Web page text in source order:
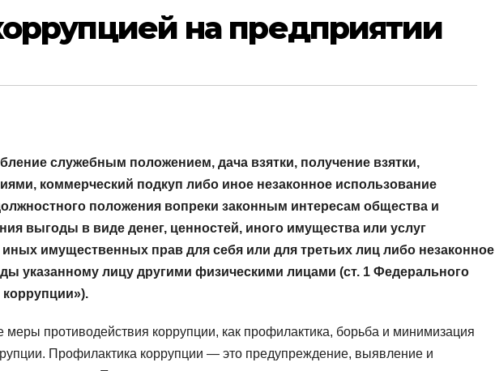
на предприятии
служебным положением, дача взятки, получение взятки,
коммерческий подкуп либо иное незаконное использование
положения вопреки законным интересам общества и
выгоды в виде денег, ценностей, иного имущества или услуг
имущественных прав для себя или для третьих лиц либо незаконное
указанному лицу другими физическими лицами (ст. 1 Федерального
меры противодействия коррупции, как профилактика, борьба и минимизация
Профилактика коррупции — это предупреждение, выявление и